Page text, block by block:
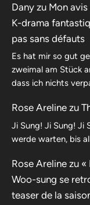
Dany zu Mon
K-drama
pas sans défauts
Es hat mir so gut
zweimal am Stück
dass ich nichts
Rose Areline zu
Ji Sung! Ji Sung! Ji
werde warten, bis
Rose Areline zu «
Woo-sung se
teaser de la